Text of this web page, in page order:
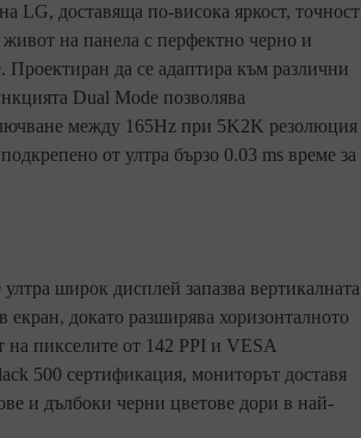
LG, доставяща по-висока яркост, точност
живот на панела с перфектно черно и
Проектиран да се адаптира към различни
Dual Mode позволява
между 165Hz при 5K2K резолюция
от ултра бързо 0.03 ms време за
широк дисплей запазва вертикалната
екран, докато разширява хоризонталното
на пикселите от 142 PPI и VESA
500 сертификация, мониторът доставя
и дълбоки черни цветове дори в най-